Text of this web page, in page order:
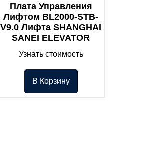
Плата Управления
Лифтом BL2000-STB-
V9.0 Лифта SHANGHAI
SANEI ELEVATOR
Узнать стоимость
В Корзину